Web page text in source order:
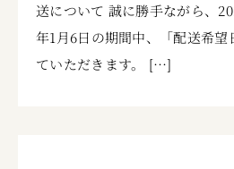
送について 誠に勝手ながら、
年1月6日の期間中、「配送希
ていただきます。 […]